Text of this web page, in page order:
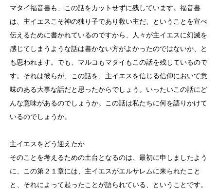
マタイ福音書も、この話をカットせずに残しています。福音書
は、主イエスこそ神の独り子であり救い主だ、ということを宣べ
伝えるために書かれているのですから、人々が主イエスに幻滅を
感じてしまうような話は書かない方がよかったのではないか、と
も思われます。でも、マルコもマタイもこの話を残しているので
す。それは彼らが、この話を、主イエスを信じる信仰において意
味のある大事な話だと思ったからでしょう。いったいこの話にど
んな意味があるのでしょうか。この話は私たちに何を語りかけて
いるのでしょうか。
主イエスをどう迎えたか
そのことを考えるための土台となるのは、最初に申しましたよう
に、この第２１章には、主イエスがエルサレムに来られたこと
と、それによって起ったことが語られている、ということです。